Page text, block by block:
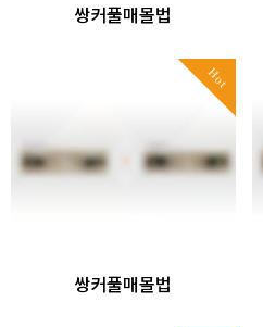
쌍커풀매몰법
Hot
쌍커풀매몰법